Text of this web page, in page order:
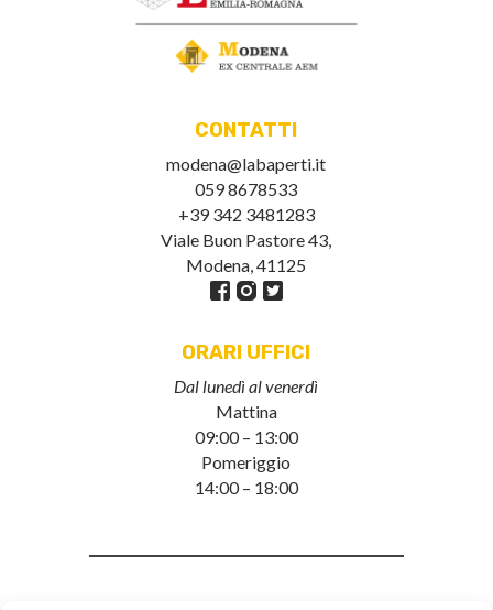
CONTATTI
modena@labaperti.it
059 8678533
+39 342 3481283
Viale Buon Pastore 43,
Modena, 41125
ORARI UFFICI
Dal lunedì al venerdì
Mattina
09:00 – 13:00
Pomeriggio
14:00 – 18:00